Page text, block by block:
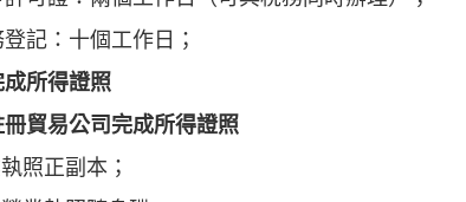
記：十個工作日；
所得證照
貿易公司完成所得證照
照正副本；